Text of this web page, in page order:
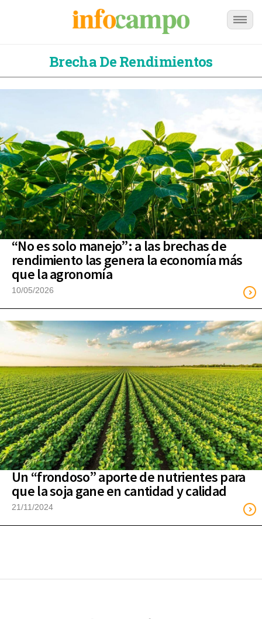
Brecha De Rendimientos
“No es solo manejo”: a las brechas de
rendimiento las genera la economía más
que la agronomía
10/05/2026
Un “frondoso” aporte de nutrientes para
que la soja gane en cantidad y calidad
21/11/2024